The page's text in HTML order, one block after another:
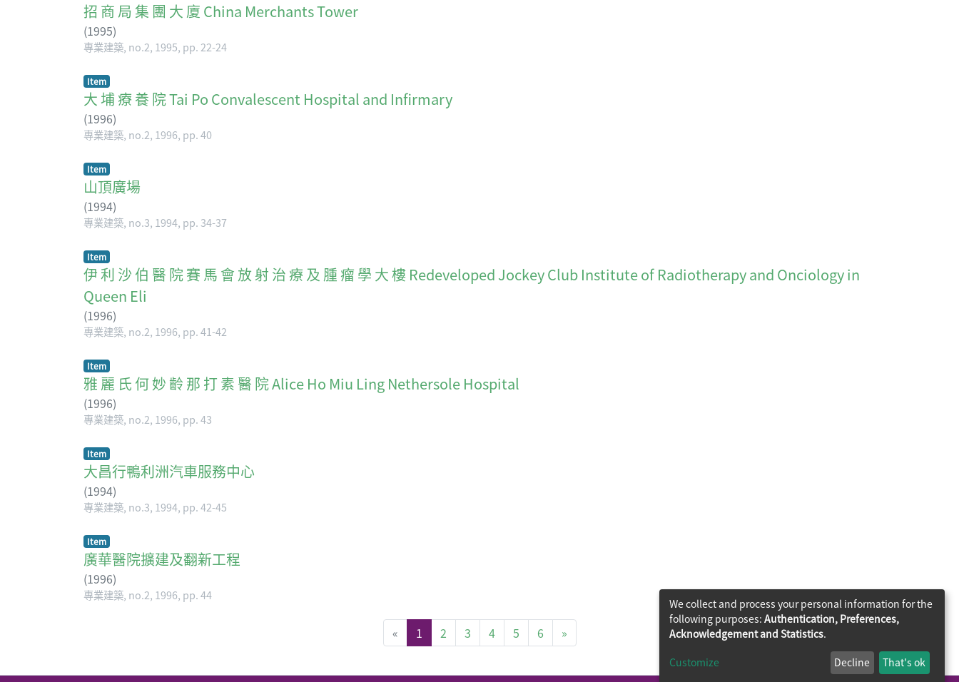
招 商 局 集 團 大 廈 China Merchants Tower
(1995)
專業建築, no.2, 1995, pp. 22-24
Item
大 埔 療 養 院 Tai Po Convalescent Hospital and Infirmary
(1996)
專業建築, no.2, 1996, pp. 40
Item
山頂廣場
(1994)
專業建築, no.3, 1994, pp. 34-37
Item
伊 利 沙 伯 醫 院 賽 馬 會 放 射 治 療 及 腫 瘤 學 大 樓 Redeveloped Jockey Club Institute of Radiotherapy and Onciology in
Queen Eli
(1996)
專業建築, no.2, 1996, pp. 41-42
Item
雅 麗 氏 何 妙 齡 那 打 素 醫 院 Alice Ho Miu Ling Nethersole Hospital
(1996)
專業建築, no.2, 1996, pp. 43
Item
大昌行鴨利洲汽車服務中心
(1994)
專業建築, no.3, 1994, pp. 42-45
Item
廣華醫院擴建及翻新工程
(1996)
專業建築, no.2, 1996, pp. 44
« 1(current)
2 3 4 5 6 »
We collect and process your personal information for the
following purposes: Authentication, Preferences,
Acknowledgement and Statistics.
Customize Decline That's ok